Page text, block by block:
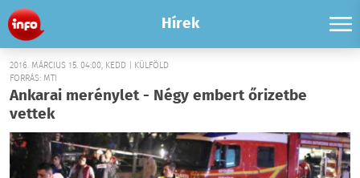
Hírek
2016. MÁRCIUS 15. 04:00, KEDD | KÜLFÖLD
FORRÁS: MTI
Ankarai merénylet - Négy embert őrizetbe
vettek